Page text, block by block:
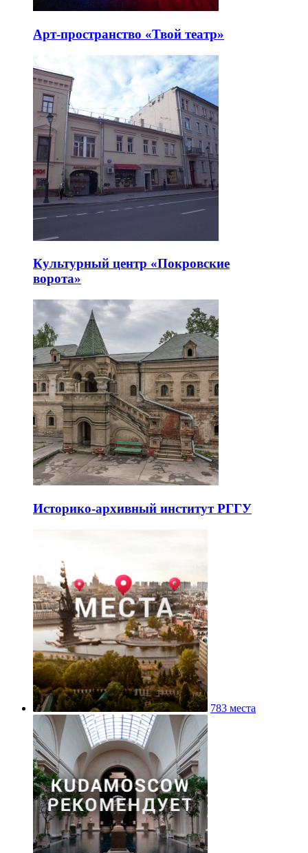
Арт-пространство «Твой театр»
Культурный центр «Покровские
ворота»
Историко-архивный институт РГГУ
783 места